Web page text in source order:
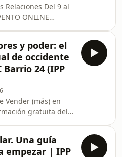
inmobiliario, oro,
gestión del riesgo
Relaciones Del 9 al
ONLINE
contigo mismo.
aquí:
No hay nada
Pero en cambio
desnaturalizado
desconexión con
este episodio,
conversa con
y poder: el
de occidente
Barrio 24 (IPP
Vender (más) en
gratuita del 2
y construir un
ingresos online
Una guía
empezar | IPP